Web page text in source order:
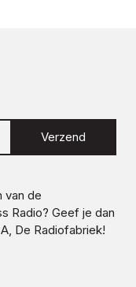
Verzend
van de
Radio? Geef je dan
De Radiofabriek!